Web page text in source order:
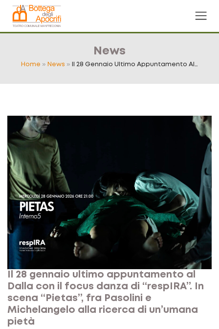
News
Home » News » Il 28 Gennaio Ultimo Appuntamento Al…
Il 28 gennaio ultimo appuntamento al
Dalla con il focus danza di “respIRA”. In
scena “Pietas”, fra Pasolini e
Michelangelo alla ricerca di un’umana
pietà